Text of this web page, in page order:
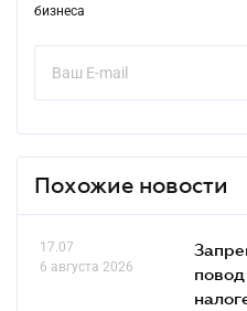
бизнеса
Похожие новости
17.07
6 августа 2026